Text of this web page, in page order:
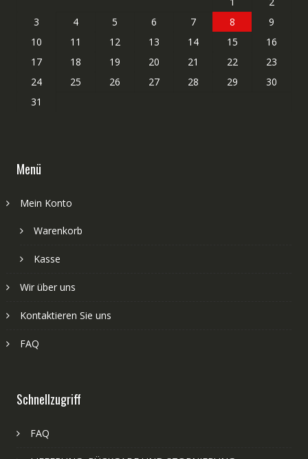
3
4 5 6 7 8
9
10
11 12 13 14 15
16
17
18 19 20 21 22
23
24
25 26 27 28 29
30
31
Menü
Mein Konto
Warenkorb
Kasse
Wir über uns
Kontaktieren Sie uns
FAQ
Schnellzugriff
FAQ